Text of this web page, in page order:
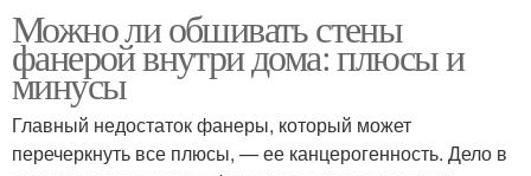
Можно ли обшивать стены
фанерой внутри дома: плюсы и
минусы
Главный недостаток фанеры, который может
перечеркнуть все плюсы, — ее канцерогенность. Дело в